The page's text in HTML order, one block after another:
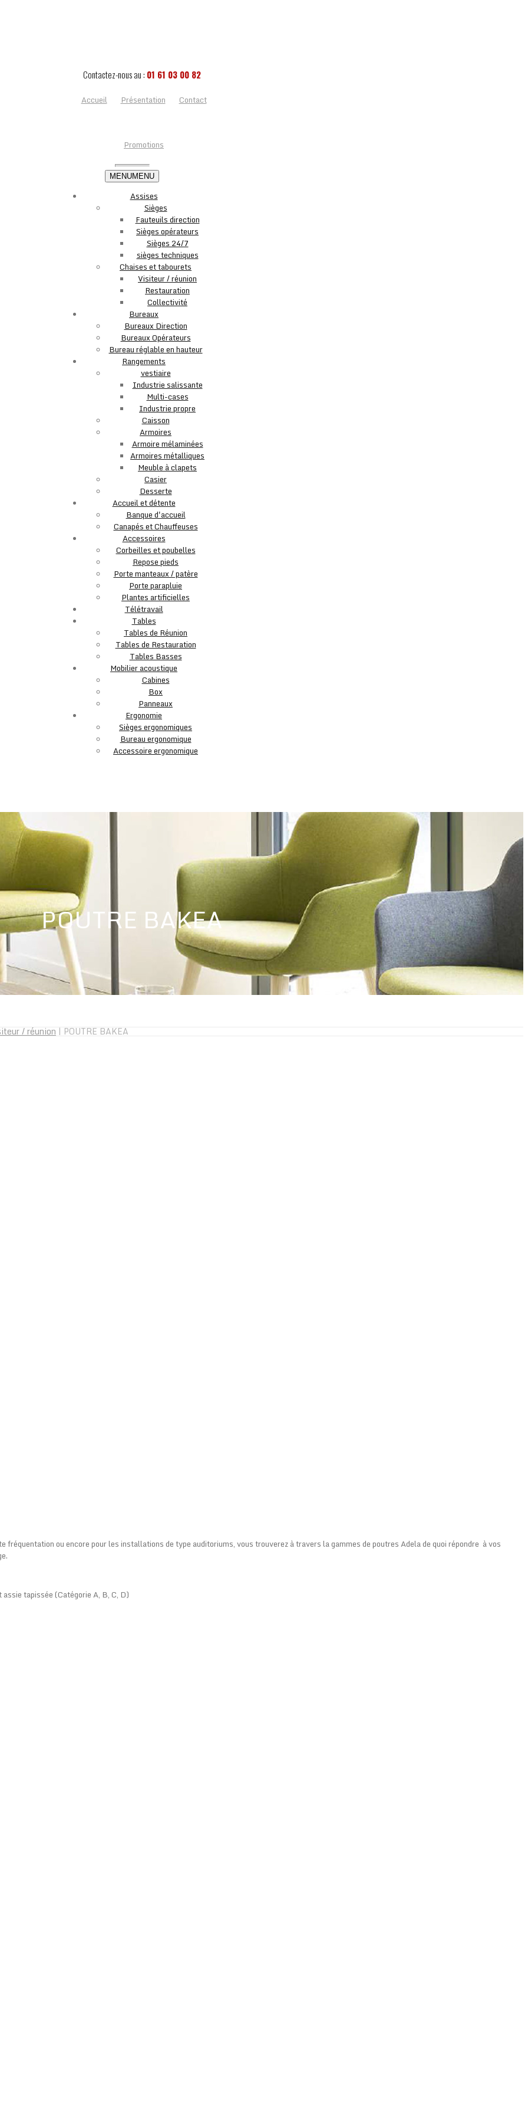
Contactez-nous au : 01 61 03 00 82
Accueil
Présentation Contact
Promotions
MENUMENU
Assises
Sièges
Fauteuils direction
Sièges opérateurs
Sièges 24/7
sièges techniques
Chaises et tabourets
Visiteur / réunion
Restauration
Collectivité
Bureaux
Bureaux Direction
Bureaux Opérateurs
Bureau réglable en hauteur
Rangements
vestiaire
Industrie salissante
Multi-cases
Industrie propre
Caisson
Armoires
Armoire mélaminées
Armoires métalliques
Meuble à clapets
Casier
Desserte
Accueil et détente
Banque d'accueil
Canapés et Chauffeuses
Accessoires
Corbeilles et poubelles
Repose pieds
Porte manteaux / patère
Porte parapluie
Plantes artificielles
Télétravail
Tables
Tables de Réunion
Tables de Restauration
Tables Basses
Mobilier acoustique
Cabines
Box
Panneaux
Ergonomie
Sièges ergonomiques
Bureau ergonomique
Accessoire ergonomique
POUTRE BAKEA
/ réunion | POUTRE BAKEA
ou encore pour les installations de type auditoriums, vous trouverez à travers la gammes de poutres Adela de quoi répondre à vos
tapissée (Catégorie A, B, C, D)